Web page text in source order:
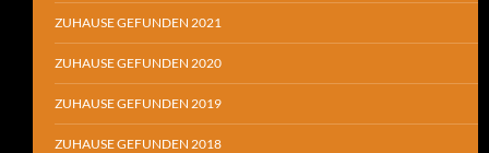
ZUHAUSE GEFUNDEN 2021
ZUHAUSE GEFUNDEN 2020
ZUHAUSE GEFUNDEN 2019
ZUHAUSE GEFUNDEN 2018